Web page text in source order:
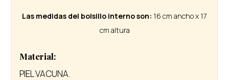
Las medidas del bolsillo interno son: 16 cm ancho x 17
cm altura
Material:
PIEL VACUNA.